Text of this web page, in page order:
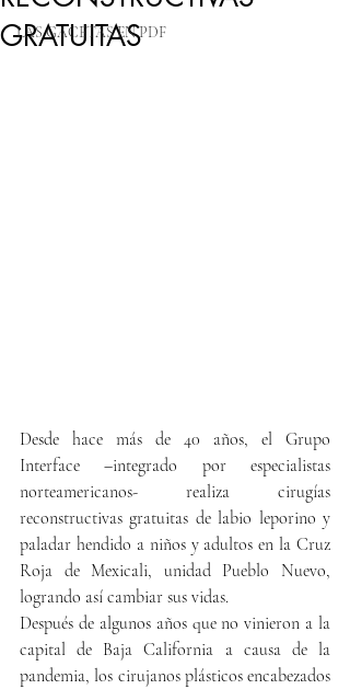
LAS GACETAS EN PDF
GRATUITAS
Desde hace más de 40 años, el Grupo
Interface –integrado por especialistas
norteamericanos- realiza cirugías
reconstructivas gratuitas de labio leporino y
paladar hendido a niños y adultos en la Cruz
Roja de Mexicali, unidad Pueblo Nuevo,
logrando así cambiar sus vidas.
Después de algunos años que no vinieron a la
capital de Baja California a causa de la
pandemia, los cirujanos plásticos encabezados